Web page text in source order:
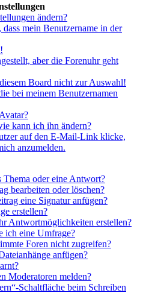
ändern?
mein Benutzername in der
aber die Forenuhr geht
Board nicht zur Auswahl!
bei meinem Benutzernamen
kann ich ihn ändern?
auf den E-Mail-Link klicke,
anzumelden.
Thema oder eine Antwort?
bearbeiten oder löschen?
eine Signatur anfügen?
erstellen?
Antwortmöglichkeiten erstellen?
ich eine Umfrage?
Foren nicht zugreifen?
anfügen?
Moderatoren melden?
Schaltfläche beim Schreiben